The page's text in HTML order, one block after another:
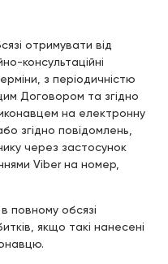
отримувати від
консультаційні
з періодичністю
Договором та згідно
на електронну
згідно повідомлень,
через застосунок
Viber на номер,
повному обсязі
якщо такі нанесені